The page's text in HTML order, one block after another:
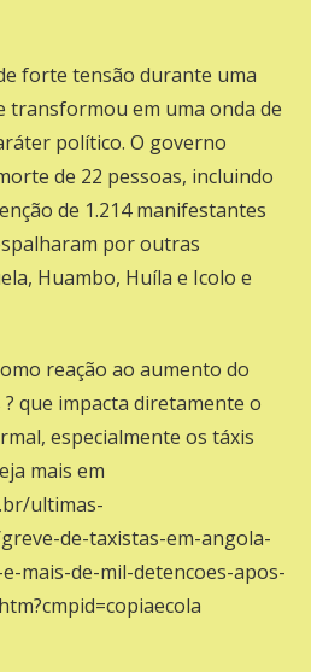
forte tensão durante uma
transformou em uma onda de
político. O governo
de 22 pessoas, incluindo
de 1.214 manifestantes
por outras
Huambo, Huíla e Icolo e
reação ao aumento do
que impacta diretamente o
especialmente os táxis
mais em
ultimas-
de-taxistas-em-angola-
mais-de-mil-detencoes-apos-